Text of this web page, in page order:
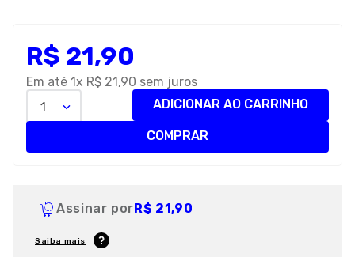
R$ 21,90
Em até 1x R$ 21,90 sem juros
1
ADICIONAR AO CARRINHO
COMPRAR
Assinar porR$ 21,90
Saiba mais
9º